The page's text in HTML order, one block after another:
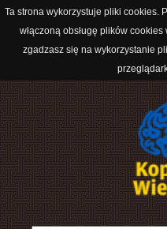
Ta strona wykorzystuje pliki cookies.
włączoną obsługę plików
zgadzasz się na wykorzystanie